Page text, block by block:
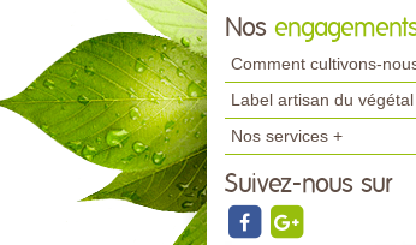
Nos
Comment cultivons-
Label artisan du végétal
Nos services +
Suivez-nous sur